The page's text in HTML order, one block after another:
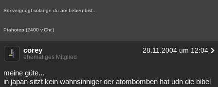
Sei vergnügt solange du am Leben bist...
Ptahotep (2400 v.Chr.)
corey 28.11.2004 um 12:04
ehemaliges Mitglied
meine güte...
in japan sitzt kein wahnsinniger der atombomben hat udn die bibel